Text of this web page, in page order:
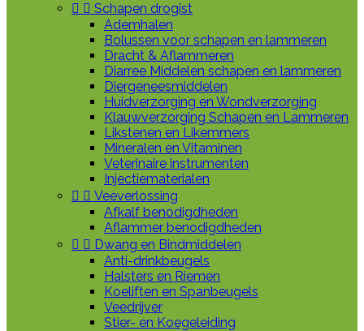
  Schapen drogist
Ademhalen
Bolussen voor schapen en lammeren
Dracht & Aflammeren
Diarree Middelen schapen en lammeren
Diergeneesmiddelen
Huidverzorging en Wondverzorging
Klauwverzorging Schapen en Lammeren
Likstenen en Likemmers
Mineralen en Vitaminen
Veterinaire instrumenten
Injectiematerialen
  Veeverlossing
Afkalf benodigdheden
Aflammer benodigdheden
  Dwang en Bindmiddelen
Anti-drinkbeugels
Halsters en Riemen
Koeliften en Spanbeugels
Veedrijver
Stier- en Koegeleiding